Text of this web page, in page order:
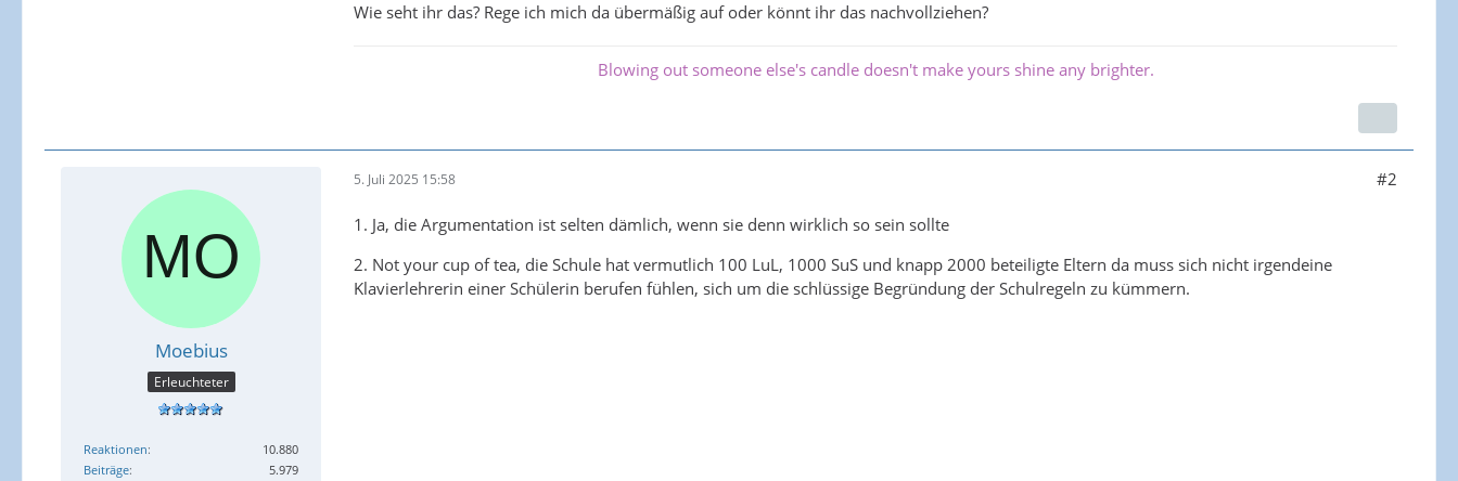
Wie seht ihr das? Rege ich mich da übermäßig auf oder könnt ihr das nachvollziehen?
Blowing out someone else's candle doesn't make yours shine any brighter.
Moebius
Erleuchteter
Reaktionen
10.880
Beiträge
5.979
5. Juli 2025 15:58 #2
1. Ja, die Argumentation ist selten dämlich, wenn sie denn wirklich so sein sollte
2. Not your cup of tea, die Schule hat vermutlich 100 LuL, 1000 SuS und knapp 2000 beteiligte Eltern da muss sich nicht irgendeine
Klavierlehrerin einer Schülerin berufen fühlen, sich um die schlüssige Begründung der Schulregeln zu kümmern.